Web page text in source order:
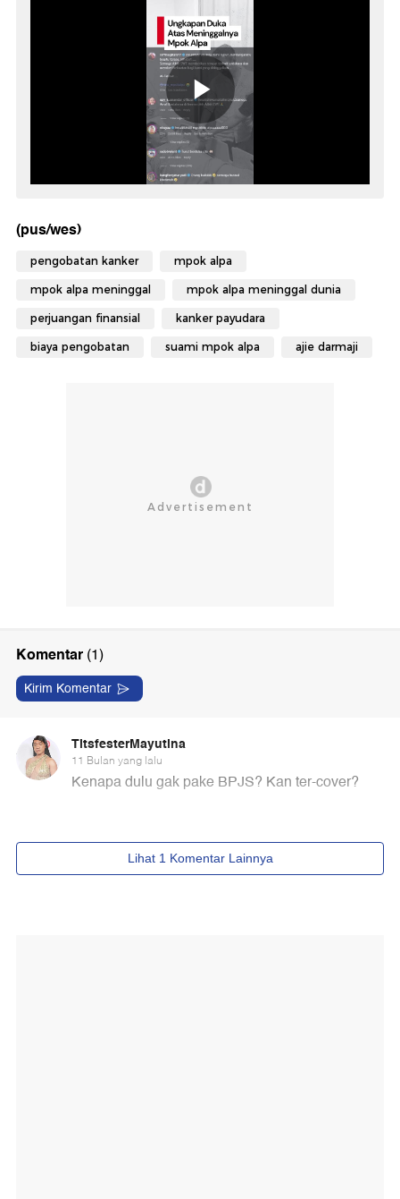
(pus/wes)
pengobatan kanker mpok alpa
mpok alpa meninggal mpok alpa meninggal dunia
perjuangan finansial kanker payudara
biaya pengobatan suami mpok alpa ajie darmaji